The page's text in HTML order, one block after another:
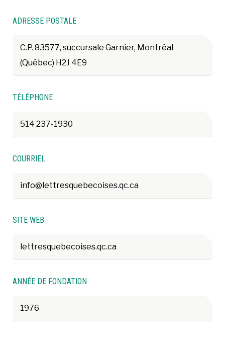
ADRESSE POSTALE
C.P. 83577, succursale Garnier, Montréal
(Québec) H2J 4E9
TÉLÉPHONE
514 237-1930
COURRIEL
info@lettresquebecoises.qc.ca
SITE WEB
lettresquebecoises.qc.ca
ANNÉE DE FONDATION
1976